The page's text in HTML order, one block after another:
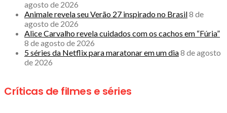
agosto de 2026
Animale revela seu Verão 27 inspirado no Brasil8 de
agosto de 2026
Alice Carvalho revela cuidados com os cachos em “Fúria”
8 de agosto de 2026
5 séries da Netflix para maratonar em um dia8 de agosto
de 2026
Críticas de filmes e séries